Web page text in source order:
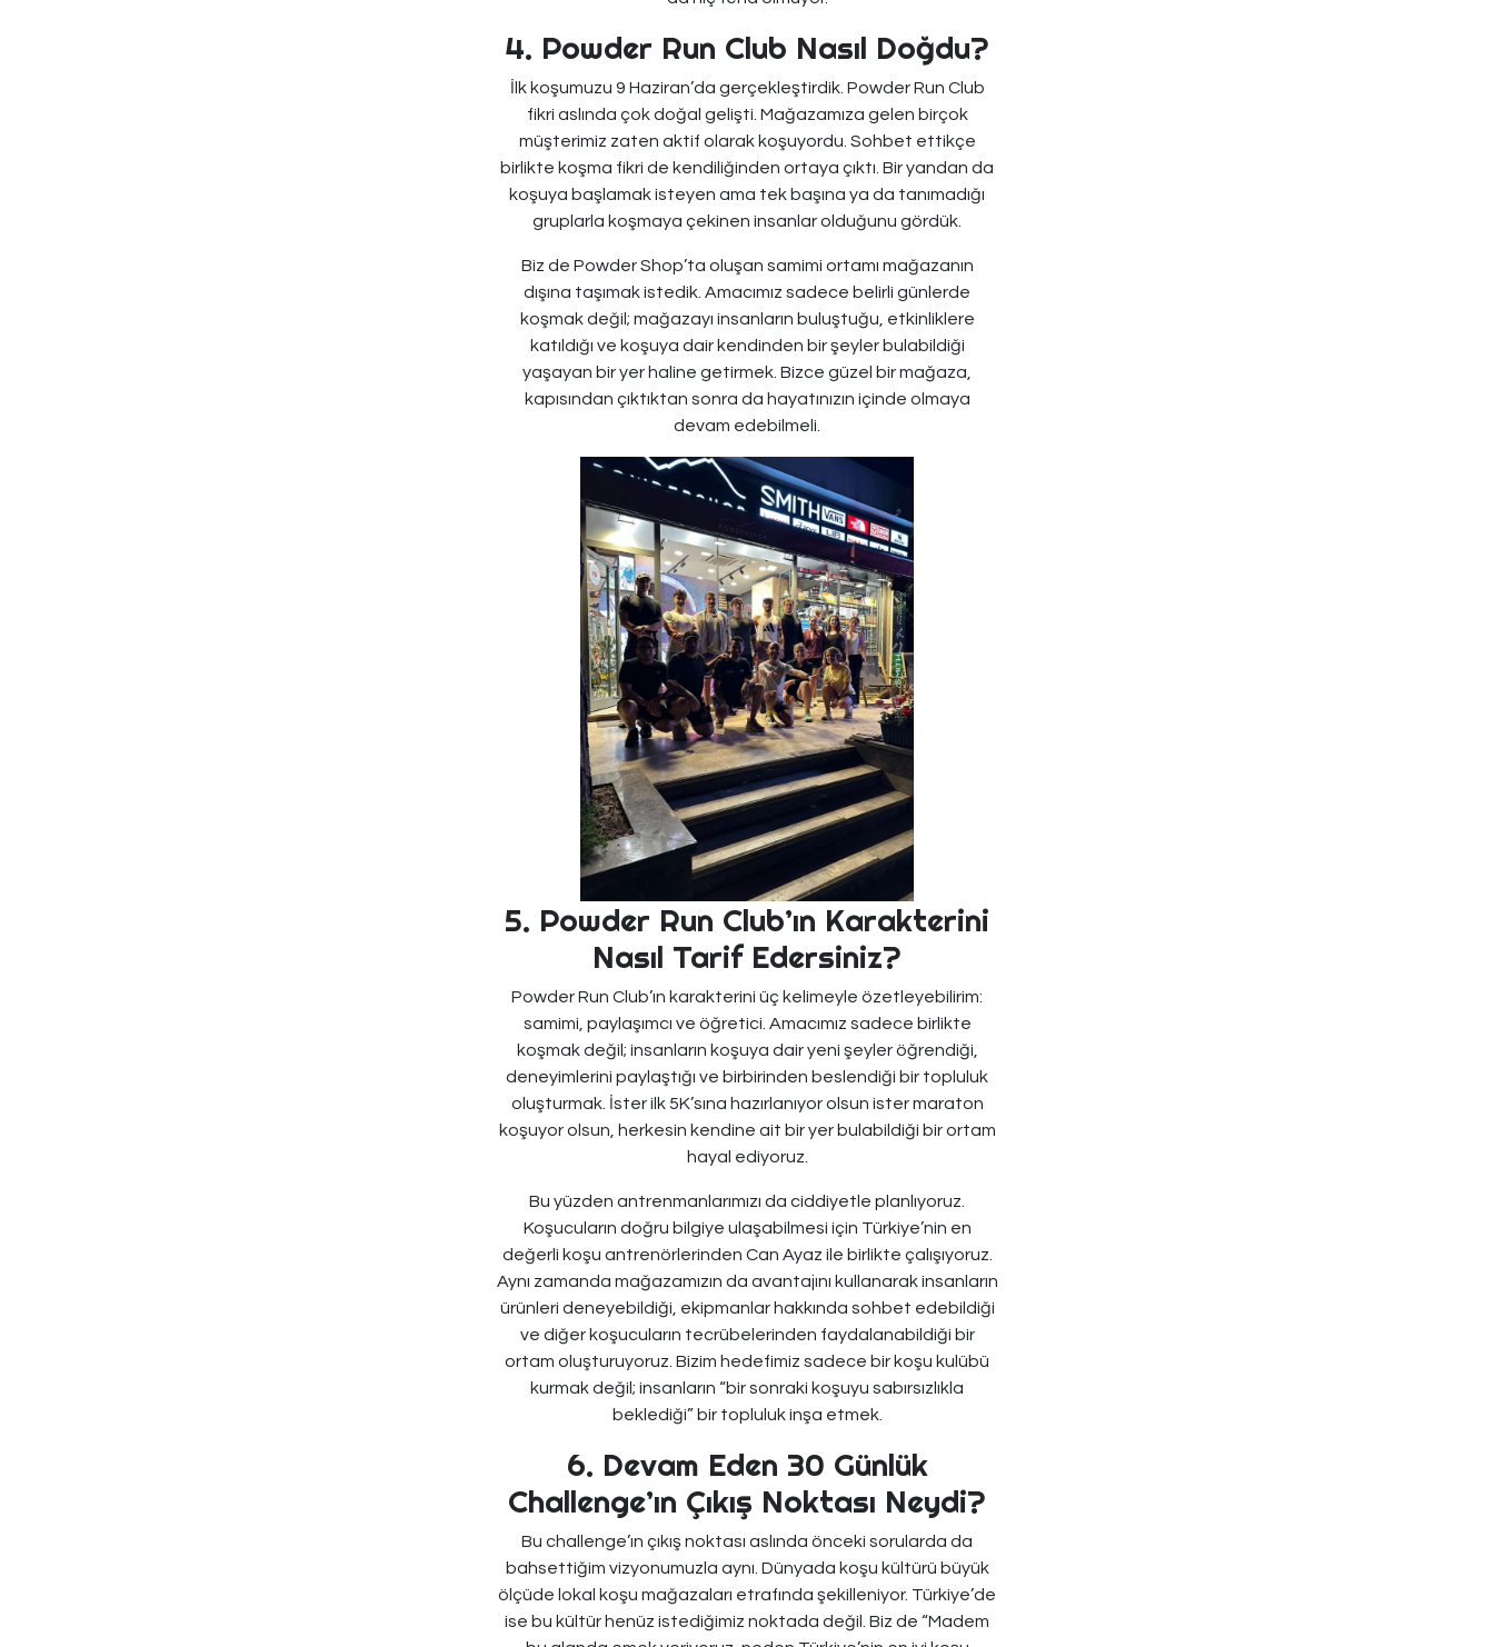
4. Powder Run Club Nasıl Doğdu?
İlk koşumuzu 9 Haziran’da gerçekleştirdik. Powder Run Club
fikri aslında çok doğal gelişti. Mağazamıza gelen birçok
müşterimiz zaten aktif olarak koşuyordu. Sohbet ettikçe
birlikte koşma fikri de kendiliğinden ortaya çıktı. Bir yandan da
koşuya başlamak isteyen ama tek başına ya da tanımadığı
gruplarla koşmaya çekinen insanlar olduğunu gördük.
Biz de Powder Shop’ta oluşan samimi ortamı mağazanın
dışına taşımak istedik. Amacımız sadece belirli günlerde
koşmak değil; mağazayı insanların buluştuğu, etkinliklere
katıldığı ve koşuya dair kendinden bir şeyler bulabildiği
yaşayan bir yer haline getirmek. Bizce güzel bir mağaza,
kapısından çıktıktan sonra da hayatınızın içinde olmaya
devam edebilmeli.
5. Powder Run Club’ın Karakterini
Nasıl Tarif Edersiniz?
Powder Run Club’ın karakterini üç kelimeyle özetleyebilirim:
samimi, paylaşımcı ve öğretici. Amacımız sadece birlikte
koşmak değil; insanların koşuya dair yeni şeyler öğrendiği,
deneyimlerini paylaştığı ve birbirinden beslendiği bir topluluk
oluşturmak. İster ilk 5K’sına hazırlanıyor olsun ister maraton
koşuyor olsun, herkesin kendine ait bir yer bulabildiği bir ortam
hayal ediyoruz.
Bu yüzden antrenmanlarımızı da ciddiyetle planlıyoruz.
Koşucuların doğru bilgiye ulaşabilmesi için Türkiye’nin en
değerli koşu antrenörlerinden Can Ayaz ile birlikte çalışıyoruz.
Aynı zamanda mağazamızın da avantajını kullanarak insanların
ürünleri deneyebildiği, ekipmanlar hakkında sohbet edebildiği
ve diğer koşucuların tecrübelerinden faydalanabildiği bir
ortam oluşturuyoruz. Bizim hedefimiz sadece bir koşu kulübü
kurmak değil; insanların “bir sonraki koşuyu sabırsızlıkla
beklediği” bir topluluk inşa etmek.
6. Devam Eden 30 Günlük
Challenge’ın Çıkış Noktası Neydi?
Bu challenge’ın çıkış noktası aslında önceki sorularda da
bahsettiğim vizyonumuzla aynı. Dünyada koşu kültürü büyük
ölçüde lokal koşu mağazaları etrafında şekilleniyor. Türkiye’de
ise bu kültür henüz istediğimiz noktada değil. Biz de “Madem